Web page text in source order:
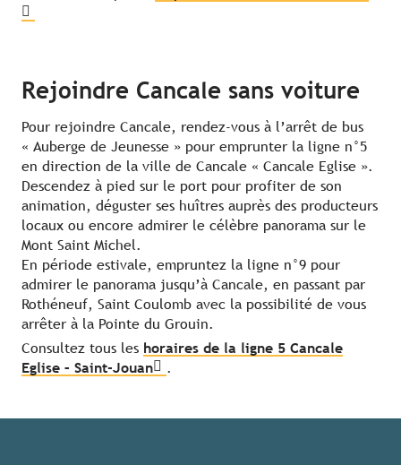
Rejoindre Cancale sans voiture
Pour rejoindre Cancale, rendez-vous à l’arrêt de bus
« Auberge de Jeunesse » pour emprunter la ligne n°5
en direction de la ville de Cancale « Cancale Eglise ».
Descendez à pied sur le port pour profiter de son
animation, déguster ses huîtres auprès des producteurs
locaux ou encore admirer le célèbre panorama sur le
Mont Saint Michel.
En période estivale, empruntez la ligne n°9 pour
admirer le panorama jusqu’à Cancale, en passant par
Rothéneuf, Saint Coulomb avec la possibilité de vous
arrêter à la Pointe du Grouin.
Consultez tous les horaires de la ligne 5 Cancale
Eglise – Saint-Jouan
.